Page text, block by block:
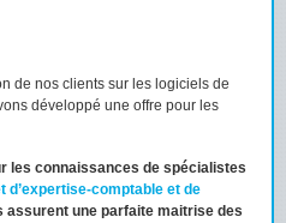
de nos clients sur les logiciels de
développé une offre pour les
les connaissances de spécialistes
d’expertise-comptable et de
assurent une parfaite maitrise des